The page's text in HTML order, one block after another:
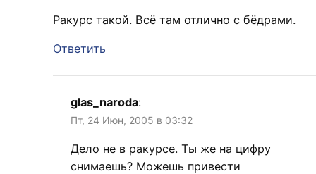
Ракурс такой. Всё там отлично с бёдрами.
Ответить
glas_naroda:
Пт, 24 Июн, 2005 в 03:32
Дело не в ракурсе. Ты же на цифру
снимаешь? Можешь привести